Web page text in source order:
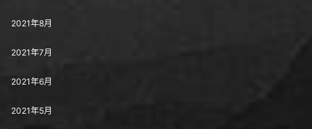
2021年8月
2021年7月
2021年6月
2021年5月